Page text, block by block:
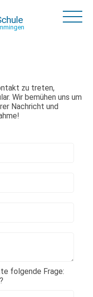
zu treten,
Wir bemühen uns um
Nachricht und
folgende Frage: